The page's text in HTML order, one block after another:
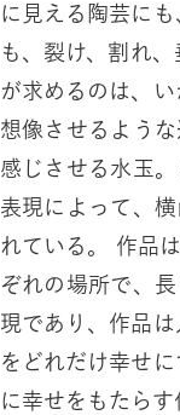
に見える陶芸に
も、裂け、割れ、垂
が求めるのは、
想像させるよう
感じさせる水玉
表現によって、
れている。 作品はわが子と語る横山にとって、それぞれの作品がそれ
ぞれの場所で、
現であり、作品
をどれだけ幸せ